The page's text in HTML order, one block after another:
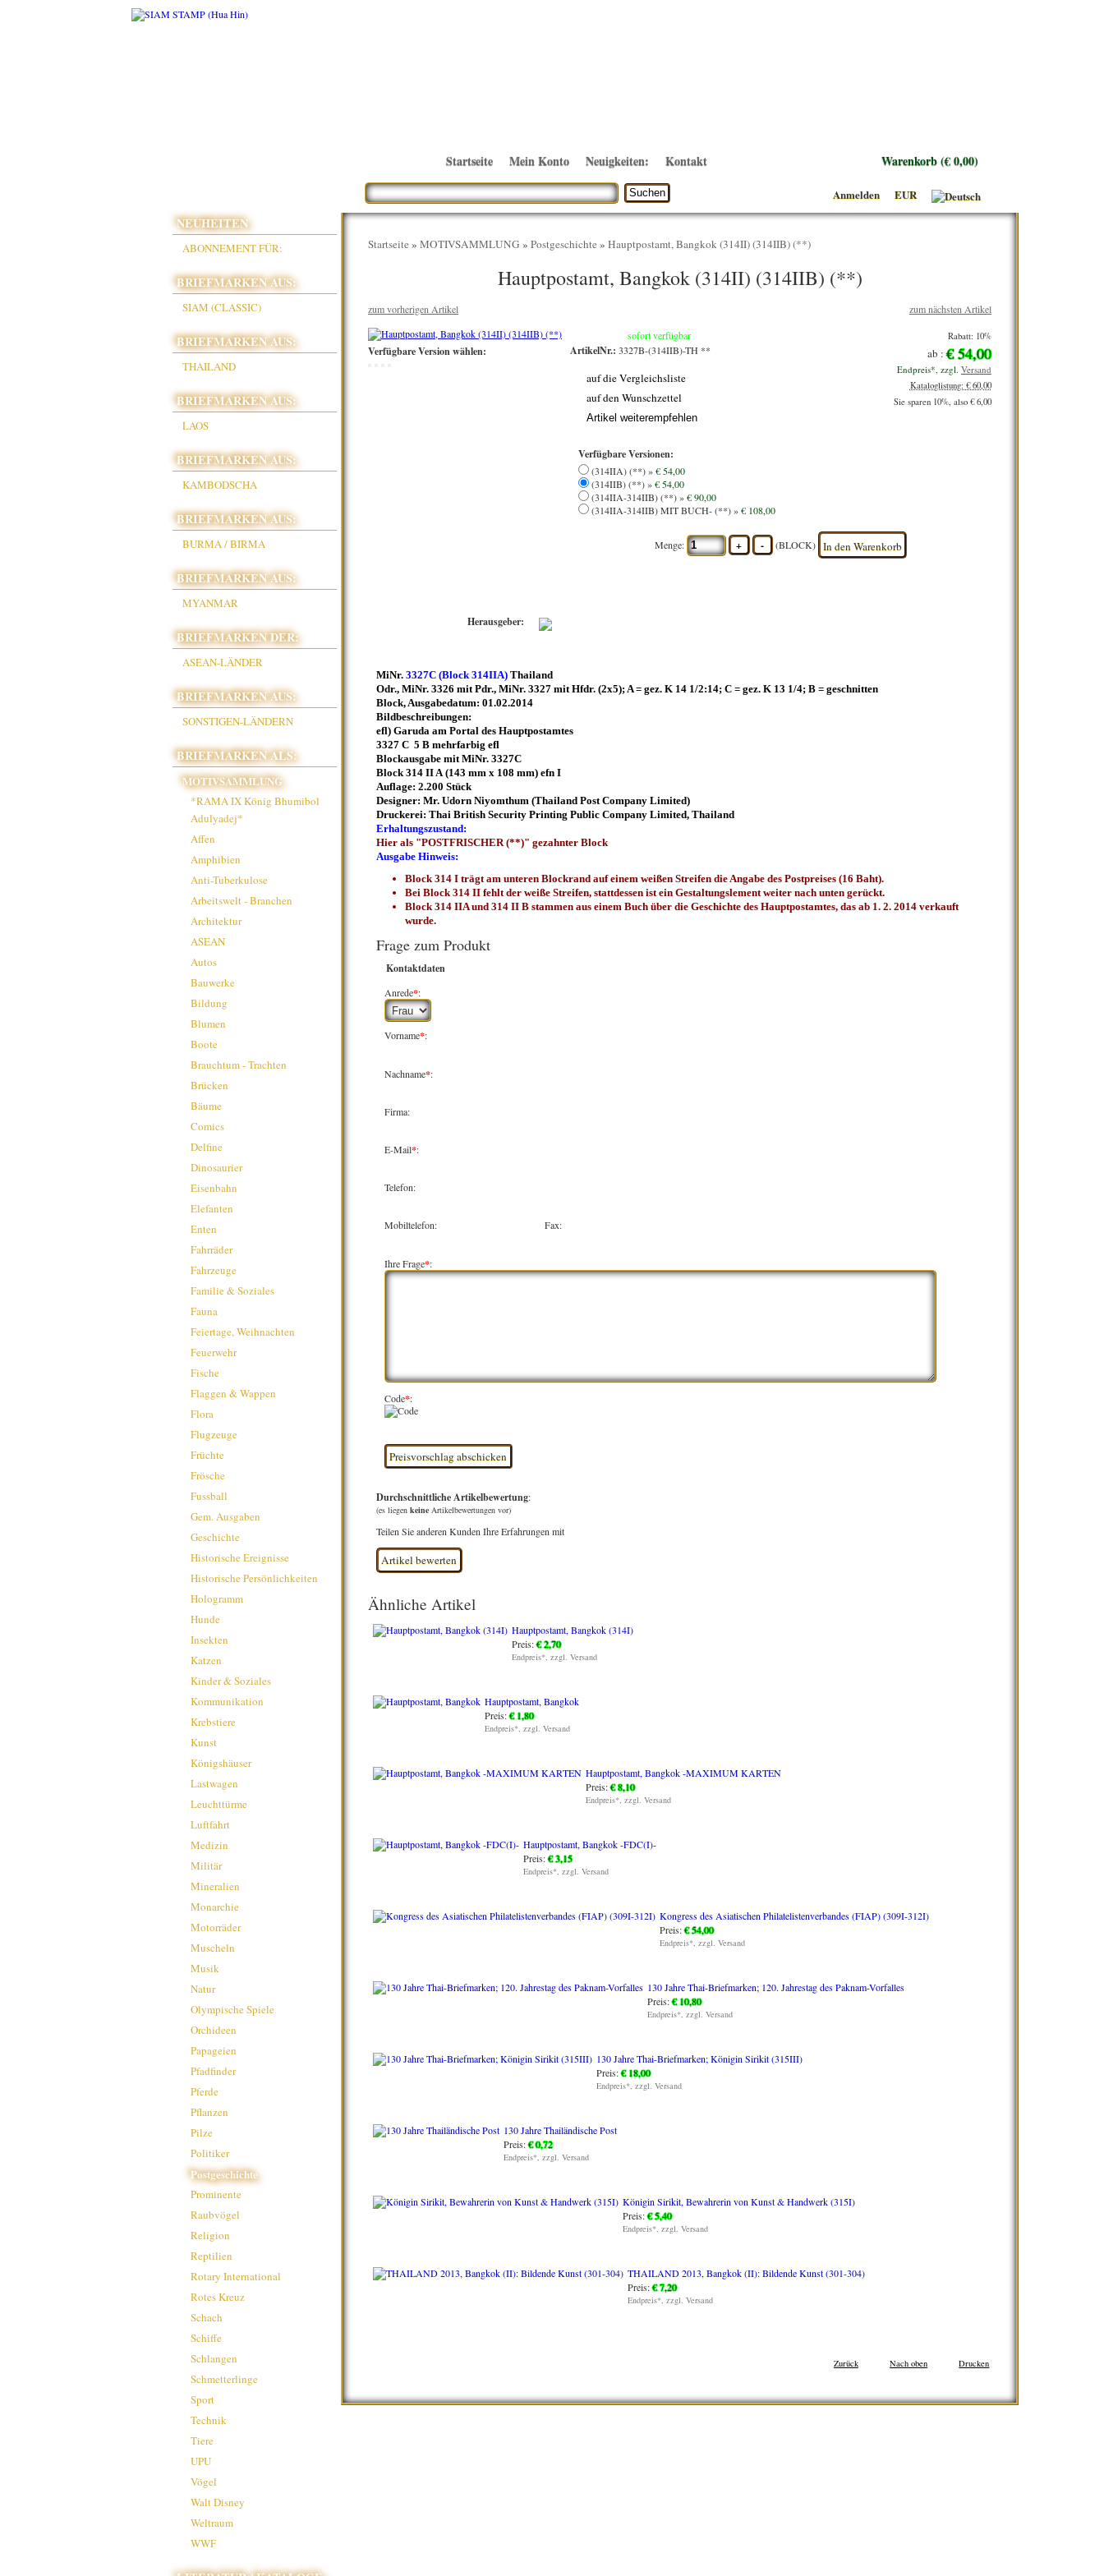
Startseite Mein Konto Neuigkeiten: Kontakt Warenkorb (€ 0,00)
Anmelden EUR
Startseite» MOTIVSAMMLUNG » Postgeschichte» Hauptpostamt, Bangkok (314II) (314IIB) (**)
Hauptpostamt, Bangkok (314II) (314IIB) (**)
zum vorherigen Artikel zum nächsten Artikel
Verfügbare Version wählen:
sofort verfügbar
ArtikelNr.: 3327B-(314IIB)-TH **
auf die Vergleichsliste
auf den Wunschzettel
Artikel weiterempfehlen
Rabatt: 10%
ab :€ 54,00
Endpreis*, zzgl. Versand
Kataloglistung: € 60,00
Sie sparen 10%, also € 6,00
Verfügbare Versionen:
(314IIA) (**) »€ 54,00
(314IIB) (**) »€ 54,00
(314IIA-314IIB) (**) »€ 90,00
(314IIA-314IIB) MIT BUCH- (**) »€ 108,00
Menge: + - (BLOCK) In den Warenkorb
Herausgeber:
MiNr. 3327C (Block 314IIA) Thailand
Odr., MiNr. 3326 mit Pdr., MiNr. 3327 mit Hfdr. (2x5); A = gez. K 14 1/2:14; C = gez. K 13 1/4; B = geschnitten
Block, Ausgabedatum: 01.02.2014
Bildbeschreibungen:
efl) Garuda am Portal des Hauptpostamtes
3327 C 5 B mehrfarbig efl
Blockausgabe mit MiNr. 3327C
Block 314 II A (143 mm x 108 mm) efn I
Auflage: 2.200 Stück
Designer: Mr. Udorn Niyomthum (Thailand Post Company Limited)
Druckerei: Thai British Security Printing Public Company Limited, Thailand
Erhaltungszustand:
Hier als "POSTFRISCHER (**)" gezahnter Block
Ausgabe Hinweis:
Block 314 I trägt am unteren Blockrand auf einem weißen Streifen die Angabe des Postpreises (16 Baht).
Bei Block 314 II fehlt der weiße Streifen, stattdessen ist ein Gestaltungslement weiter nach unten gerückt.
Block 314 IIA und 314 II B stammen aus einem Buch über die Geschichte des Hauptpostamtes, das ab 1. 2. 2014 verkauft
wurde.
Frage zum Produkt
Kontaktdaten
Anrede*:
Vorname*:
Nachname*:
Firma:
E-Mail*:
Telefon:
Mobiltelefon: Fax:
Ihre Frage*:
Code*:
Durchschnittliche Artikelbewertung:
(es liegen keine Artikelbewertungen vor)
Teilen Sie anderen Kunden Ihre Erfahrungen mit
Ähnliche Artikel
Hauptpostamt, Bangkok (314I)
Preis:€ 2,70
Endpreis*, zzgl. Versand
Hauptpostamt, Bangkok
Preis:€ 1,80
Endpreis*, zzgl. Versand
Hauptpostamt, Bangkok -MAXIMUM KARTEN
Preis:€ 8,10
Endpreis*, zzgl. Versand
Hauptpostamt, Bangkok -FDC(I)-
Preis:€ 3,15
Endpreis*, zzgl. Versand
Kongress des Asiatischen Philatelistenverbandes (FIAP) (309I-312I)
Preis:€ 54,00
Endpreis*, zzgl. Versand
130 Jahre Thai-Briefmarken; 120. Jahrestag des Paknam-Vorfalles
Preis:€ 10,80
Endpreis*, zzgl. Versand
130 Jahre Thai-Briefmarken; Königin Sirikit (315III)
Preis:€ 18,00
Endpreis*, zzgl. Versand
130 Jahre Thailändische Post
Preis:€ 0,72
Endpreis*, zzgl. Versand
Königin Sirikit, Bewahrerin von Kunst & Handwerk (315I)
Preis:€ 5,40
Endpreis*, zzgl. Versand
THAILAND 2013, Bangkok (II): Bildende Kunst (301-304)
Preis:€ 7,20
Endpreis*, zzgl. Versand
Zurück Nach oben Drucken
NEUHEITEN
ABONNEMENT FÜR:
BRIEFMARKEN AUS:
SIAM (CLASSIC)
BRIEFMARKEN AUS:
THAILAND
BRIEFMARKEN AUS:
LAOS
BRIEFMARKEN AUS:
KAMBODSCHA
BRIEFMARKEN AUS:
BURMA / BIRMA
BRIEFMARKEN AUS:
MYANMAR
BRIEFMARKEN DER:
ASEAN-LÄNDER
BRIEFMARKEN AUS:
SONSTIGEN-LÄNDERN
BRIEFMARKEN ALS:
MOTIVSAMMLUNG
*RAMA IX König Bhumibol
Adulyadej*
Affen
Amphibien
Anti-Tuberkulose
Arbeitswelt - Branchen
Architektur
ASEAN
Autos
Bauwerke
Bildung
Blumen
Boote
Brauchtum - Trachten
Brücken
Bäume
Comics
Delfine
Dinosaurier
Eisenbahn
Elefanten
Enten
Fahrräder
Fahrzeuge
Familie & Soziales
Fauna
Feiertage, Weihnachten
Feuerwehr
Fische
Flaggen & Wappen
Flora
Flugzeuge
Früchte
Frösche
Fussball
Gem. Ausgaben
Geschichte
Historische Ereignisse
Historische Persönlichkeiten
Hologramm
Hunde
Insekten
Katzen
Kinder & Soziales
Kommunikation
Krebstiere
Kunst
Königshäuser
Lastwagen
Leuchttürme
Luftfahrt
Medizin
Militär
Mineralien
Monarchie
Motorräder
Muscheln
Musik
Natur
Olympische Spiele
Orchideen
Papageien
Pfadfinder
Pferde
Pflanzen
Pilze
Politiker
Postgeschichte
Prominente
Raubvögel
Religion
Reptilien
Rotary International
Rotes Kreuz
Schach
Schiffe
Schlangen
Schmetterlinge
Sport
Technik
Tiere
UPU
Vögel
Walt Disney
Weltraum
WWF